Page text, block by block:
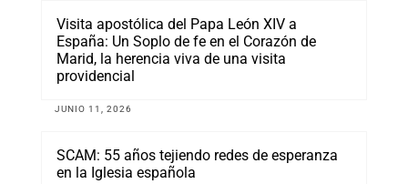
Visita apostólica del Papa León XIV a
España: Un Soplo de fe en el Corazón de
Marid, la herencia viva de una visita
providencial
JUNIO 11, 2026
SCAM: 55 años tejiendo redes de esperanza
en la Iglesia española